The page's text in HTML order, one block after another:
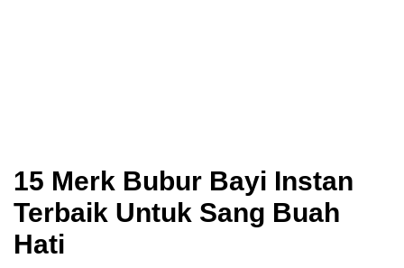
15 Merk Bubur Bayi Instan
Terbaik Untuk Sang Buah
Hati